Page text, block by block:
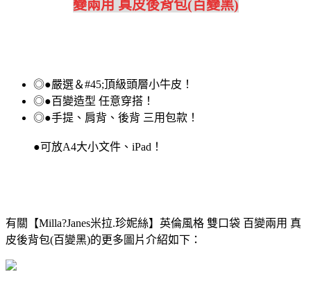
變兩用 真皮後背包(百變黑)
◎●嚴選＆#45;頂級頭層小牛皮！
◎●百變造型 任意穿搭！
◎●手提、肩背、後背 三用包款！
●可放A4大小文件、iPad！
有關【Milla?Janes米拉.珍妮絲】英倫風格 雙口袋 百變兩用 真
皮後背包(百變黑)的更多圖片介紹如下：